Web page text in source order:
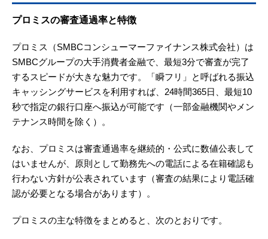
プロミスの審査通過率と特徴
プロミス（SMBCコンシューマーファイナンス株式会社）は
SMBCグループの大手消費者金融で、最短3分で審査が完了
するスピードが大きな魅力です。「瞬フリ」と呼ばれる振込
キャッシングサービスを利用すれば、24時間365日、最短10
秒で指定の銀行口座へ振込が可能です（一部金融機関やメン
テナンス時間を除く）。
なお、プロミスは審査通過率を継続的・公式に数値公表して
はいませんが、原則として勤務先への電話による在籍確認も
行わない方針が公表されています（審査の結果により電話確
認が必要となる場合があります）。
プロミスの主な特徴をまとめると、次のとおりです。